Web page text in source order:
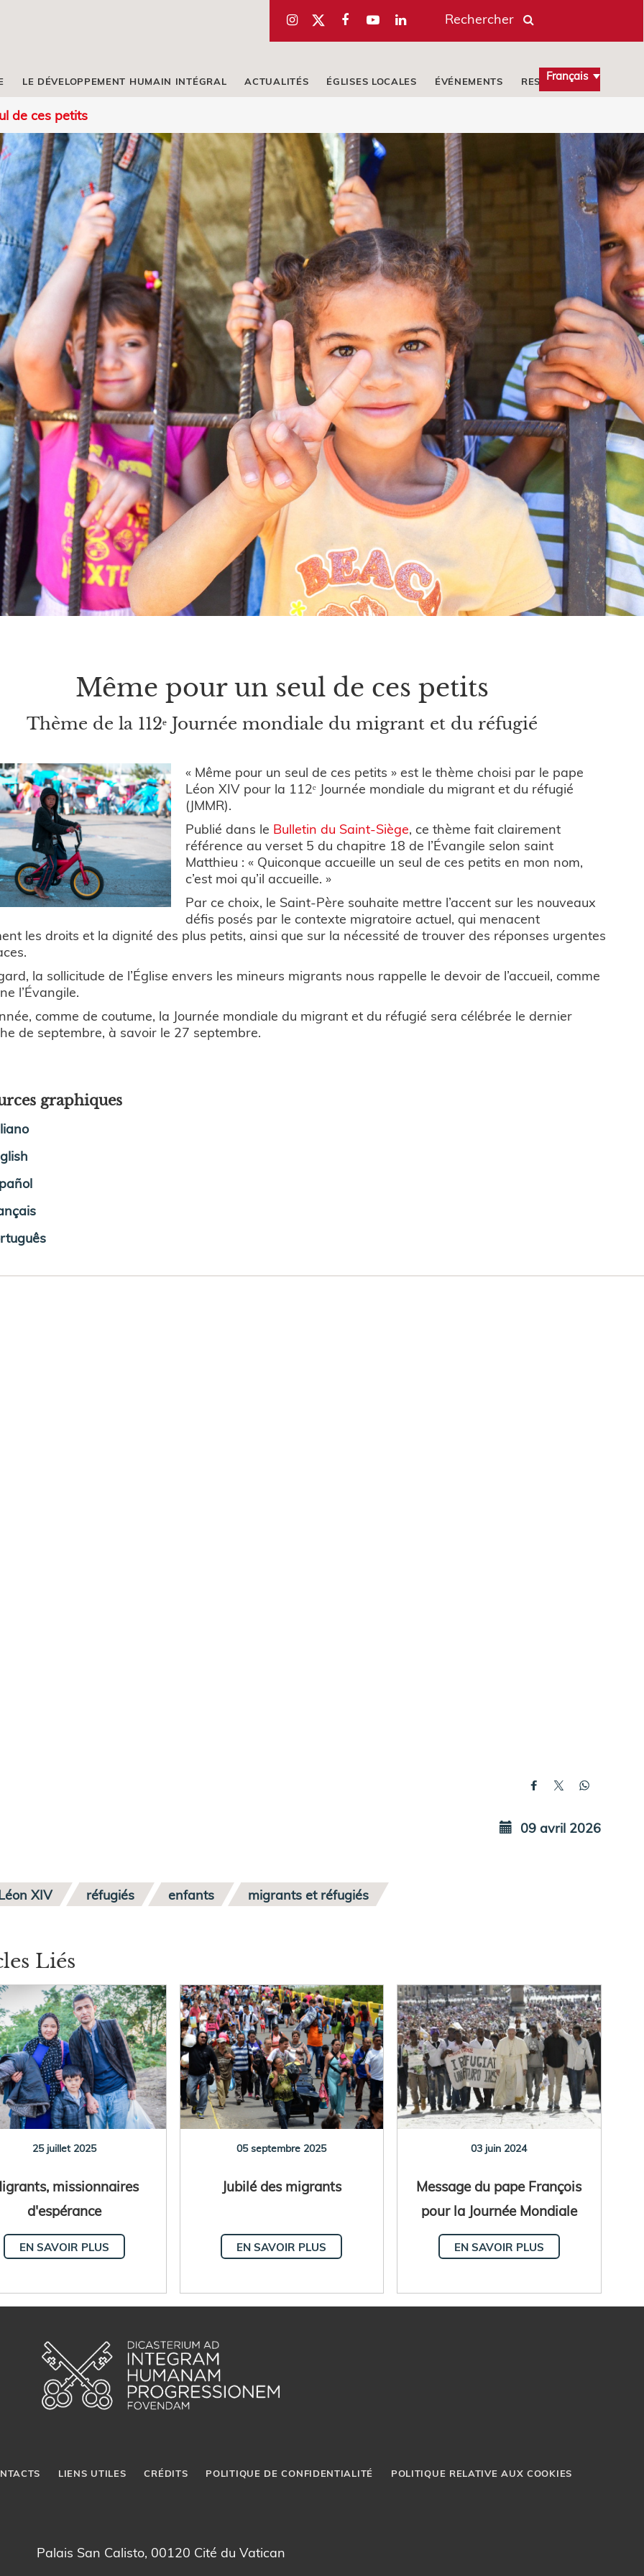
Rechercher
Français
LE DÉVELOPPEMENT HUMAIN INTÉGRAL ACTUALITÉS ÉGLISES LOCALES ÉVÉNEMENTS RESSOURCES
de ces petits
Même pour un seul de ces petits
Thème de la 112ᵉ Journée mondiale du migrant et du réfugié
« Même pour un seul de ces petits » est le thème choisi par le pape
Léon XIV pour la 112ᵉ Journée mondiale du migrant et du réfugié
(JMMR).
Publié dans le Bulletin du Saint-Siège, ce thème fait clairement
référence au verset 5 du chapitre 18 de l’Évangile selon saint
Matthieu : « Quiconque accueille un seul de ces petits en mon nom,
c’est moi qu’il accueille. »
Par ce choix, le Saint-Père souhaite mettre l’accent sur les nouveaux
défis posés par le contexte migratoire actuel, qui menacent
les droits et la dignité des plus petits, ainsi que sur la nécessité de trouver des réponses urgentes
la sollicitude de l’Église envers les mineurs migrants nous rappelle le devoir de l’accueil, comme
l’Évangile.
comme de coutume, la Journée mondiale du migrant et du réfugié sera célébrée le dernier
de septembre, à savoir le 27 septembre.
graphiques
09 avril 2026
XIV réfugiés enfants migrants et réfugiés
Liés
25 juillet 2025
missionnaires
d'espérance
EN SAVOIR PLUS
05 septembre 2025
Jubilé des migrants
EN SAVOIR PLUS
03 juin 2024
Message du pape François
pour la Journée Mondiale
du Migrant et du Réfugié
2024
EN SAVOIR PLUS
LIENS UTILES CRÉDITS POLITIQUE DE CONFIDENTIALITÉ POLITIQUE RELATIVE AUX COOKIES
Palais San Calisto, 00120 Cité du Vatican